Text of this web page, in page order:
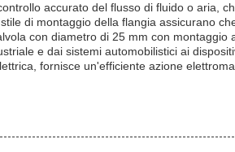
accurato del flusso di fluido o aria,
di montaggio della flangia assicurano
con diametro di 25 mm con
e dai sistemi automobilistici ai
fornisce un'efficiente azione